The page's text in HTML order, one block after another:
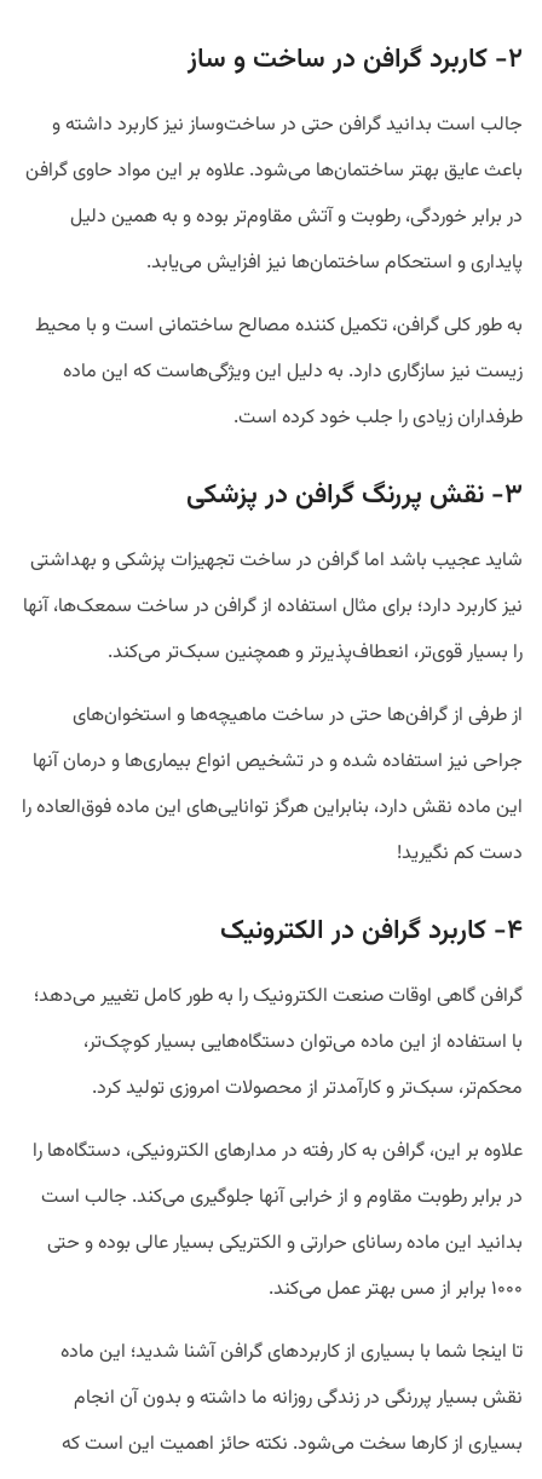
۲- کاربرد گرافن در ساخت و ساز
جالب است بدانید گرافن حتی در ساخت‌و‌ساز نیز کاربرد داشته و
باعث عایق بهتر ساختمان‌ها می‌شود. علاوه بر این مواد حاوی گرافن
در برابر خوردگی، رطوبت و آتش مقاوم‌تر بوده و به همین دلیل
پایداری و استحکام ساختمان‌ها نیز افزایش می‌یابد.
به طور کلی گرافن، تکمیل کننده مصالح ساختمانی است و با محیط
زیست نیز سازگاری دارد. به دلیل این ویژگی‌هاست که این ماده
طرفداران زیادی را جلب خود کرده است.
۳- نقش پررنگ گرافن در پزشکی
شاید عجیب باشد اما گرافن در ساخت تجهیزات پزشکی و بهداشتی
نیز کاربرد دارد؛ برای مثال استفاده از گرافن در ساخت سمعک‌ها، آنها
را بسیار قوی‌تر، انعطاف‌پذیرتر و همچنین سبک‌تر می‌کند.
از طرفی از گرافن‌ها حتی در ساخت ماهیچه‌‌ها و استخوان‌های
جراحی نیز استفاده شده و در تشخیص انواع بیماری‌ها و درمان آنها
این ماده نقش دارد، بنابراین هرگز توانایی‌های این ماده فوق‌العاده را
دست کم نگیرید!
۴- کاربرد گرافن در الکترونیک
گرافن گاهی اوقات صنعت الکترونیک را به طور کامل تغییر می‌دهد؛
با استفاده از این ماده می‌توان دستگاه‌هایی بسیار کوچک‌تر،
محکم‌تر، سبک‌تر و کارآمدتر از محصولات امروزی تولید کرد.
علاوه بر این، گرافن به کار رفته در مدارهای الکترونیکی، دستگاه‌ها را
در برابر رطوبت مقاوم و از خرابی آنها جلوگیری می‌کند. جالب است
بدانید این ماده رسانای حرارتی و الکتریکی بسیار عالی بوده و حتی
۱۰۰۰ برابر از مس بهتر عمل می‌کند.
تا اینجا شما با بسیاری از کاربردهای گرافن آشنا شدید؛ این ماده
نقش بسیار پررنگی در زندگی روزانه ما داشته و بدون آن انجام
بسیاری از کارها سخت می‌شود. نکته حائز اهمیت این است که